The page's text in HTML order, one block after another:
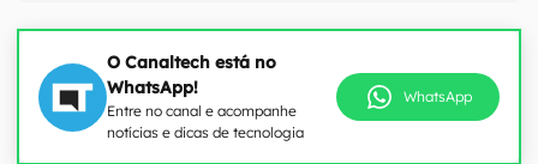
O Canaltech está no
WhatsApp!
Entre no canal e acompanhe
notícias e dicas de tecnologia
WhatsApp